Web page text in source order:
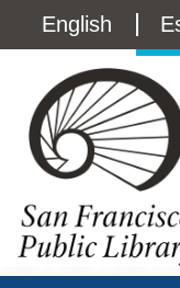
contenido
Language
switcher
(Content)
English